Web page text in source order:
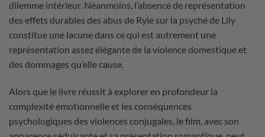
dilemme intérieur. Néanmoins, l’absence de représentation
des effets durables des abus de Ryle sur la psyché de Lily
constitue une lacune dans ce qui est autrement une
représentation assez élégante de la violence domestique et
des dommages qu’elle cause.
Alors que le livre réussit à explorer en profondeur la
complexité émotionnelle et les conséquences
psychologiques des violences conjugales, le film, avec son